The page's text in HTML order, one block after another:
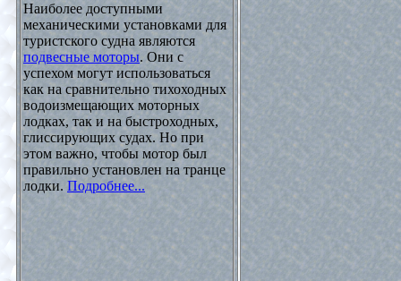
Наиболее доступными
механическими установками для
туристского судна являются
подвесные моторы. Они с
успехом могут использоваться
как на сравнительно тихоходных
водоизмещающих моторных
лодках, так и на быстроходных,
глиссирующих судах. Но при
этом важно, чтобы мотор был
правильно установлен на транце
лодки. Подробнее...